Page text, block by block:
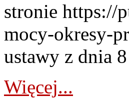
stronie https://
mocy-okresy-
ustawy z dnia
Więcej...